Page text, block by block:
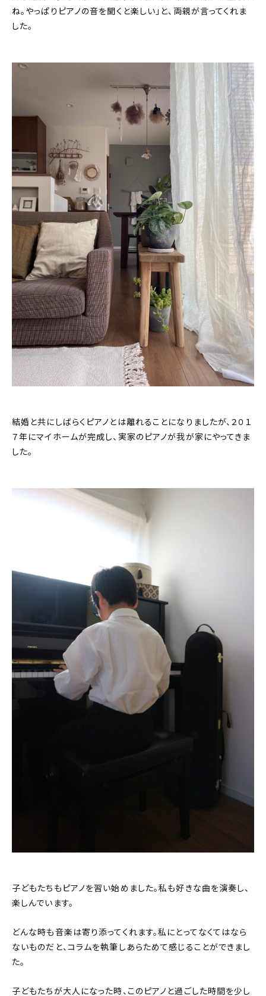
ね。やっぱりピアノの音を聞くと楽しい」と、両親が言ってくれま
した。
結婚と共にしばらくピアノとは離れることになりましたが、２０１
７年にマイホームが完成し、実家のピアノが我が家にやってきま
した。
子どもたちもピアノを習い始めました。私も好きな曲を演奏し、
楽しんでいます。
どんな時も音楽は寄り添ってくれます。私にとってなくてはなら
ないものだと、コラムを執筆しあらためて感じることができまし
た。
子どもたちが大人になった時、このピアノと過ごした時間を少し